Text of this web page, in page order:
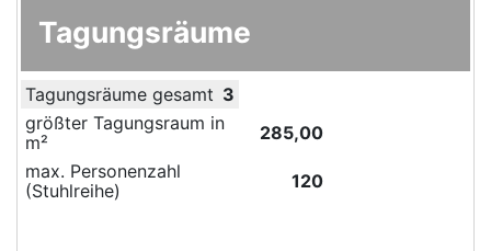
Tagungsräume
Tagungsräume gesamt 3
größter Tagungsraum in
m²
285,00
max. Personenzahl
(Stuhlreihe)
120